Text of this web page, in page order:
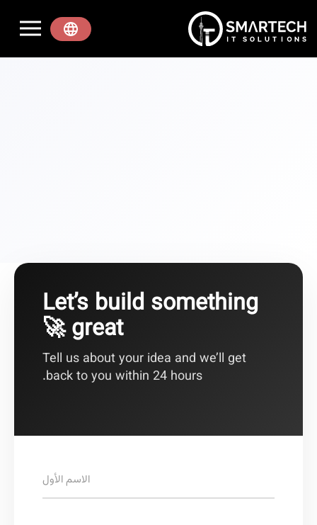
Let’s build
Tell us about your idea and we’ll get
back to you within 24 hours.